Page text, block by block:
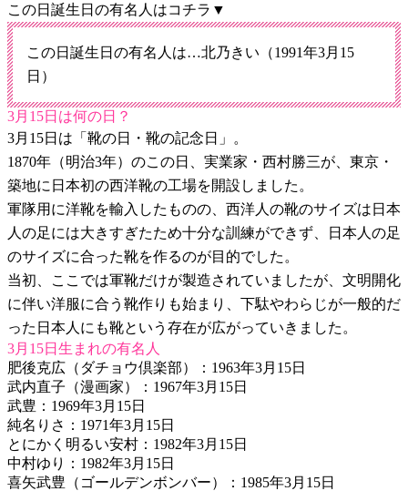
この日誕生日の有名人はコチラ▼
この日誕生日の有名人は…北乃きい（1991年3月15
日）
3月15日は何の日？
3月15日は「靴の日・靴の記念日」。
1870年（明治3年）のこの日、実業家・西村勝三が、東京・
築地に日本初の西洋靴の工場を開設しました。
軍隊用に洋靴を輸入したものの、西洋人の靴のサイズは日本
人の足には大きすぎたため十分な訓練ができず、日本人の足
のサイズに合った靴を作るのが目的でした。
当初、ここでは軍靴だけが製造されていましたが、文明開化
に伴い洋服に合う靴作りも始まり、下駄やわらじが一般的だ
った日本人にも靴という存在が広がっていきました。
3月15日生まれの有名人
肥後克広（ダチョウ倶楽部）：1963年3月15日
武内直子（漫画家）：1967年3月15日
武豊：1969年3月15日
純名りさ：1971年3月15日
とにかく明るい安村：1982年3月15日
中村ゆり：1982年3月15日
喜矢武豊（ゴールデンボンバー）：1985年3月15日